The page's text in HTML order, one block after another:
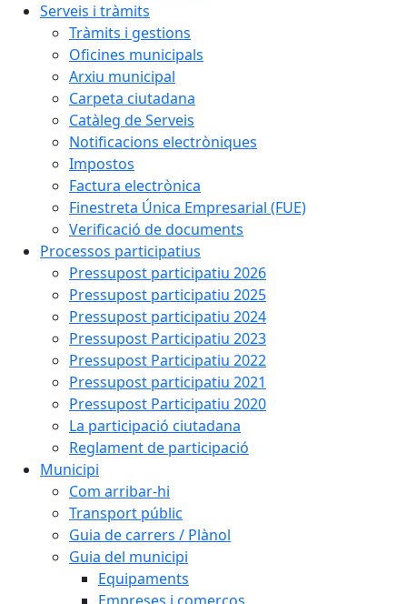
Serveis i tràmits
Tràmits i gestions
Oficines municipals
Arxiu municipal
Carpeta ciutadana
Catàleg de Serveis
Notificacions electròniques
Impostos
Factura electrònica
Finestreta Única Empresarial (FUE)
Verificació de documents
Processos participatius
Pressupost participatiu 2026
Pressupost participatiu 2025
Pressupost participatiu 2024
Pressupost Participatiu 2023
Pressupost Participatiu 2022
Pressupost participatiu 2021
Pressupost Participatiu 2020
La participació ciutadana
Reglament de participació
Municipi
Com arribar-hi
Transport públic
Guia de carrers / Plànol
Guia del municipi
Equipaments